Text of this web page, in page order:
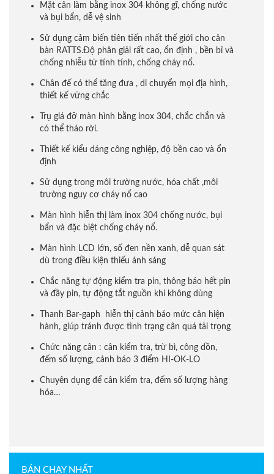
Mặt cân làm bằng inox 304 không gĩ, chống nước
và bụi bẩn, dễ vệ sinh
Sử dụng cảm biến tiên tiến nhất thế giới cho cân
bàn RATTS.Độ phân giải rất cao, ổn định , bền bỉ và
chống nhiễu từ tính tính, chống cháy nổ.
Chân đế có thể tăng đưa , di chuyển mọi địa hình,
thiết kế vững chắc
Trụ giá đỡ màn hình bằng inox 304, chắc chắn và
có thể tháo rời.
Thiết kế kiểu dáng công nghiệp, độ bền cao và ổn
định
Sử dụng trong môi trường nước, hóa chất ,môi
trường nguy cơ cháy nổ cao
Màn hình hiễn thị làm inox 304 chống nước, bụi
bẩn và đặc biệt chống cháy nổ.
Màn hình LCD lớn, số đen nền xanh, dễ quan sát
dù trong điều kiện thiếu ánh sáng
Chắc năng tự động kiểm tra pin, thông báo hết pin
và đầy pin, tự động tắt nguồn khi không dùng
Thanh Bar-gaph hiễn thị cảnh báo mức cân hiện
hành, giúp tránh được tình trạng cân quá tải trọng
Chức năng cân : cân kiểm tra, trừ bì, công dồn,
đếm số lượng, cảnh báo 3 điểm HI-OK-LO
Chuyên dụng để cân kiểm tra, đếm số lượng hàng
hóa…
BÁN CHẠY NHẤT